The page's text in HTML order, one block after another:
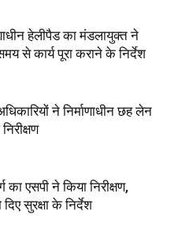
हेलीपैड का मंडलायुक्त ने
से कार्य पूरा कराने के निर्देश
ने निर्माणाधीन छह लेन
का एसपी ने किया निरीक्षण,
सुरक्षा के निर्देश